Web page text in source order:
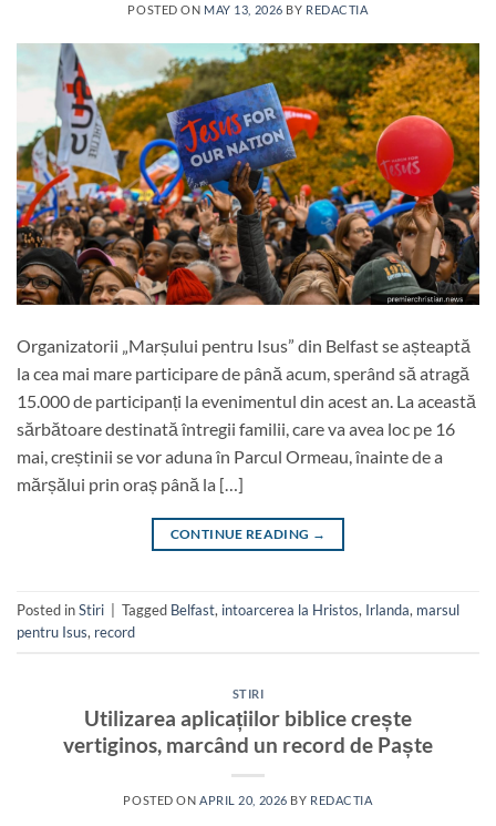
POSTED ON MAY 13, 2026 BY REDACTIA
Organizatorii „Marșului pentru Isus” din Belfast se așteaptă
la cea mai mare participare de până acum, sperând să atragă
15.000 de participanți la evenimentul din acest an. La această
sărbătoare destinată întregii familii, care va avea loc pe 16
mai, creștinii se vor aduna în Parcul Ormeau, înainte de a
mărșălui prin oraș până la […]
CONTINUE READING →
Posted inStiri Tagged Belfast, intoarcerea la Hristos, Irlanda, marsul
pentru Isus, record
STIRI
Utilizarea aplicațiilor biblice crește
vertiginos, marcând un record de Paște
POSTED ONAPRIL 20, 2026 BY REDACTIA